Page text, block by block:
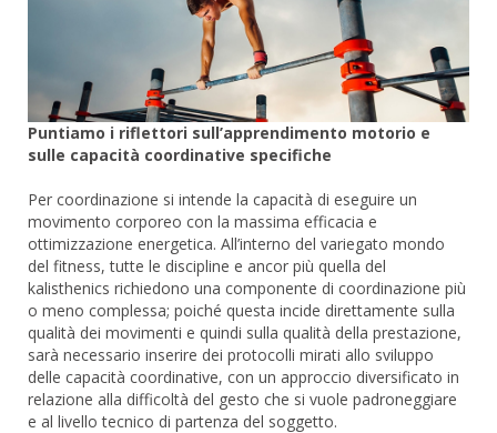
Puntiamo i riflettori sull’apprendimento motorio e
sulle capacità coordinative specifiche
Per coordinazione si intende la capacità di eseguire un
movimento corporeo con la massima efficacia e
ottimizzazione energetica. All’interno del variegato mondo
del fitness, tutte le discipline e ancor più quella del
kalisthenics richiedono una componente di coordinazione più
o meno complessa; poiché questa incide direttamente sulla
qualità dei movimenti e quindi sulla qualità della prestazione,
sarà necessario inserire dei protocolli mirati allo sviluppo
delle capacità coordinative, con un approccio diversificato in
relazione alla difficoltà del gesto che si vuole padroneggiare
e al livello tecnico di partenza del soggetto.